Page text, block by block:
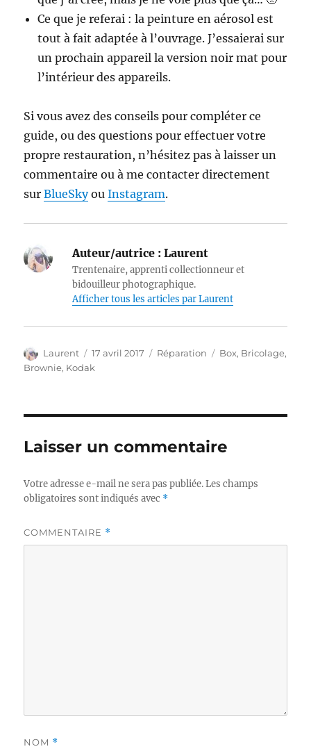
Ce que je referai : la peinture en aérosol est
tout à fait adaptée à l’ouvrage. J’essaierai sur
un prochain appareil la version noir mat pour
l’intérieur des appareils.
Si vous avez des conseils pour compléter ce
guide, ou des questions pour effectuer votre
propre restauration, n’hésitez pas à laisser un
commentaire ou à me contacter directement
surBlueSkyouInstagram.
Auteur/autrice : Laurent
Trentenaire, apprenti collectionneur et
bidouilleur photographique.
Afficher tous les articles par Laurent
Auteur
Laurent
Publié
le
17 avril 2017 Catégories
Réparation Étiquettes
Box, Bricolage,
Brownie, Kodak
Laisser un commentaire
Votre adresse e-mail ne sera pas publiée. Les champs
obligatoires sont indiqués avec *
COMMENTAIRE *
NOM *